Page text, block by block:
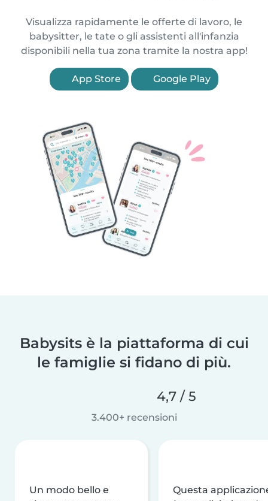
Visualizza rapidamente le offerte di lavoro, le
babysitter, le tate o gli assistenti all'infanzia
disponibili nella tua zona tramite la nostra app!
App Store Google Play
Babysits è la piattaforma di cui
le famiglie si fidano di più.
4,7 / 5
3.400+ recensioni
Un modo bello e
Questa